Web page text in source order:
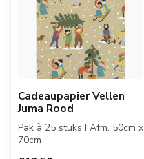
Cadeaupapier Vellen
Juma Rood
Pak à 25 stuks I Afm. 50cm x
70cm